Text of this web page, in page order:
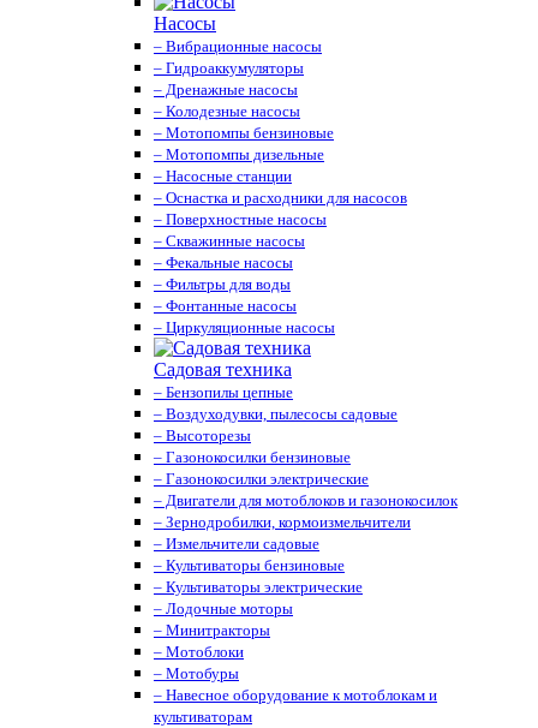
Насосы
– Вибрационные насосы
– Гидроаккумуляторы
– Дренажные насосы
– Колодезные насосы
– Мотопомпы бензиновые
– Мотопомпы дизельные
– Насосные станции
– Оснастка и расходники для насосов
– Поверхностные насосы
– Скважинные насосы
– Фекальные насосы
– Фильтры для воды
– Фонтанные насосы
– Циркуляционные насосы
Садовая техника
– Бензопилы цепные
– Воздуходувки, пылесосы садовые
– Высоторезы
– Газонокосилки бензиновые
– Газонокосилки электрические
– Двигатели для мотоблоков и газонокосилок
– Зернодробилки, кормоизмельчители
– Измельчители садовые
– Культиваторы бензиновые
– Культиваторы электрические
– Лодочные моторы
– Минитракторы
– Мотоблоки
– Мотобуры
– Навесное оборудование к мотоблокам и
культиваторам